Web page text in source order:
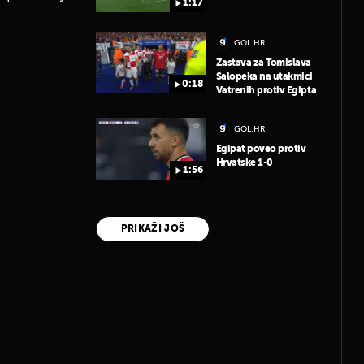
1:17
0:18
GOL.HR
Zastava za Tomislava
Salopeka na utakmici
Vatrenih protiv Egipta
1:56
GOL.HR
Egipat poveo protiv
Hrvatske 1-0
PRIKAŽI JOŠ